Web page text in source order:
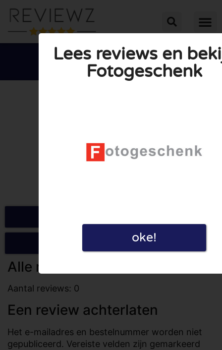
 
Schrijf een review
Alle reviews
Aantal reviews: 0
Een review achterlaten
Het e-mailadres en bestelnummer worden niet
gepubliceerd. Vereiste velden zijn gemarkeerd
Lees reviews en
Fotogeschenk
oke!